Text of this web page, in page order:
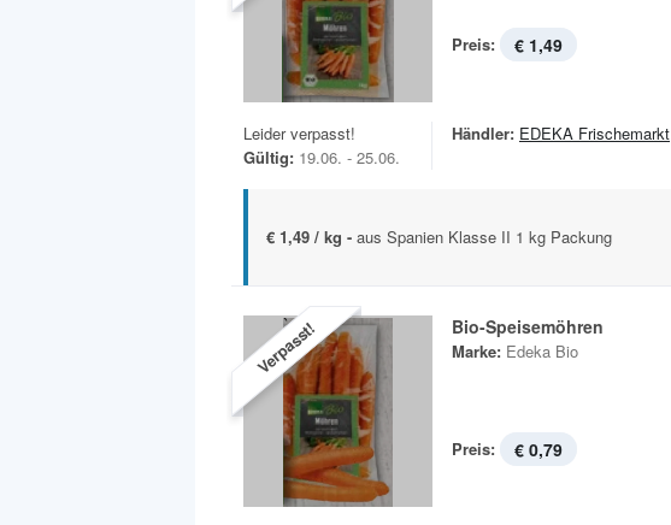
Preis: € 1,49
Leider verpasst!
Gültig: 19.06. - 25.06.
Händler: EDEKA Frischemarkt
€ 1,49 / kg - aus Spanien Klasse II 1 kg Packung
Verpasst! Bio-Speisemöhren
Marke: Edeka Bio
Preis: € 0,79